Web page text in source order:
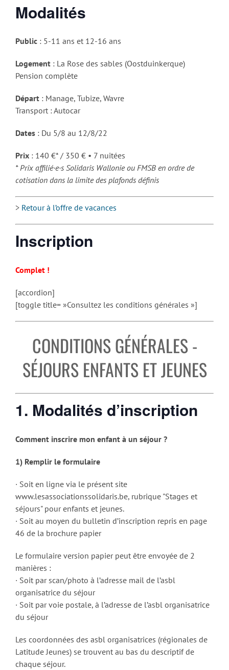
Modalités
Public : 5-11 ans et 12-16 ans
Logement : La Rose des sables (Oostduinkerque)
Pension complète
Départ : Manage, Tubize, Wavre
Transport : Autocar
Dates : Du 5/8 au 12/8/22
Prix : 140 €* / 350 € • 7 nuitées
* Prix affilié·e·s Solidaris Wallonie ou FMSB en ordre de
cotisation dans la limite des plafonds définis
> Retour à l’offre de vacances
Inscription
Complet !
[accordion]
[toggle title= »Consultez les conditions générales »]
CONDITIONS GÉNÉRALES -
SÉJOURS ENFANTS ET JEUNES
1. Modalités d’inscription
Comment inscrire mon enfant à un séjour ?
1) Remplir le formulaire
· Soit en ligne via le présent site
www.lesassociationssolidaris.be, rubrique "Stages et
séjours" pour enfants et jeunes.
· Soit au moyen du bulletin d’inscription repris en page
46 de la brochure papier
Le formulaire version papier peut être envoyée de 2
manières :
· Soit par scan/photo à l’adresse mail de l’asbl
organisatrice du séjour
· Soit par voie postale, à l’adresse de l’asbl organisatrice
du séjour
Les coordonnées des asbl organisatrices (régionales de
Latitude Jeunes) se trouvent au bas du descriptif de
chaque séjour.